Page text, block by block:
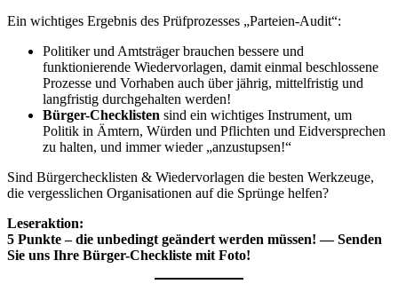
Ein wichtiges Ergebnis des Prüfprozesses „Parteien-Audit“:
Politiker und Amtsträger brauchen bessere und
funktionierende Wiedervorlagen, damit einmal beschlossene
Prozesse und Vorhaben auch über jährig, mittelfristig und
langfristig durchgehalten werden!
Bürger-Checklisten sind ein wichtiges Instrument, um
Politik in Ämtern, Würden und Pflichten und Eidversprechen
zu halten, und immer wieder „anzustupsen!“
Sind Bürgerchecklisten & Wiedervorlagen die besten Werkzeuge,
die vergesslichen Organisationen auf die Sprünge helfen?
Leseraktion:
5 Punkte – die unbedingt geändert werden müssen! — Senden
Sie uns Ihre Bürger-Checkliste mit Foto!